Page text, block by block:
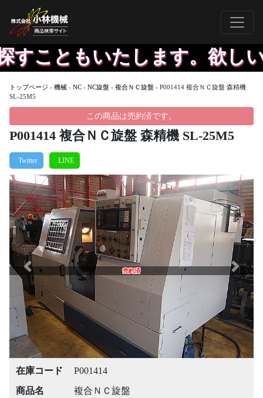
いたします。欲しいも
トップページ › 機械 › NC › NC旋盤 › 複合ＮＣ旋盤 › P001414 複合ＮＣ旋盤 森精機
SL-25M5
この商品は売約済です。
P001414 複合ＮＣ旋盤 森精機 SL-25M5
売約済
Previous Next
在庫コード
P001414
商品名
複合ＮＣ旋盤